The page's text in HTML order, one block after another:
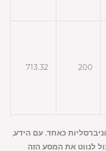
200
713.32
כאחד. עם הידע,
לנווט את המסע הזה